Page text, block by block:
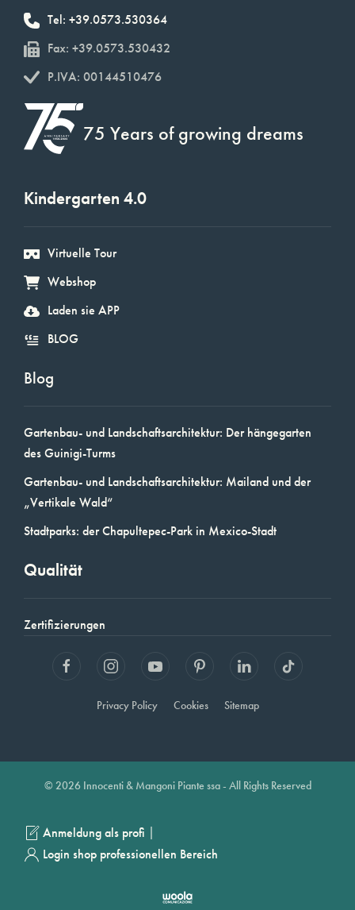
Tel: +39.0573.530364
Fax: +39.0573.530432
P.IVA: 00144510476
75 Years of growing dreams
Kindergarten 4.0
Virtuelle Tour
Webshop
Laden sie APP
BLOG
Blog
Gartenbau- und Landschaftsarchitektur: Der hängegarten
des Guinigi-Turms
Gartenbau- und Landschaftsarchitektur: Mailand und der
„Vertikale Wald“
Stadtparks: der Chapultepec-Park in Mexico-Stadt
Qualität
Zertifizierungen
Privacy Policy Cookies Sitemap
© 2026 Innocenti & Mangoni Piante ssa - All Rights Reserved
Anmeldung als profi |
Login shop professionellen Bereich